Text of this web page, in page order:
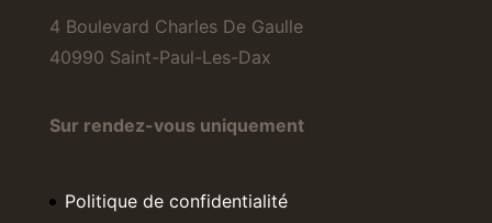
4 Boulevard Charles De Gaulle
40990 Saint-Paul-Les-Dax
Sur rendez-vous uniquement
Politique de confidentialité